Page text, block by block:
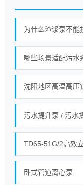
为什么渣浆泵不能
哪些场景适配污水
沈阳地区高温高压
TD65-51G/2高效
卧式管道离心泵